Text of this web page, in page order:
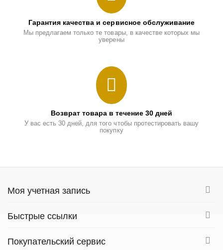
Гарантия качества и сервисное обслуживание
Мы предлагаем только те товары, в качестве которых мы
уверены
Возврат товара в течение 30 дней
У вас есть 30 дней, для того чтобы протестировать вашу
покупку
Моя учетная запись
Быстрые ссылки
Покупательский сервис